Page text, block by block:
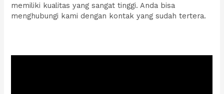
memiliki kualitas yang sangat tinggi. Anda bisa
menghubungi kami dengan kontak yang sudah tertera.